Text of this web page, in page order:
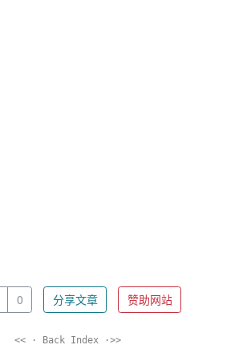
0 分享文章 赞助网站
<< · Back Index ·>>